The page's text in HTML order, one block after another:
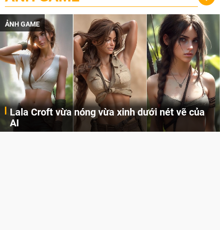
ẢNH GAME
Lala Croft vừa nóng vừa xinh dưới nét vẽ của
AI